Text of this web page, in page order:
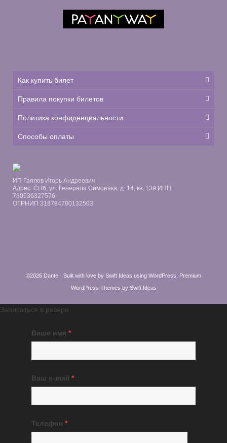
Как купить билет
Правила покупки билетов
Политика конфиденциальности
Способы оплаты
ИП Гаялов Игорь Андреевич
Адрес: СПб, ул. Генерала Симоняка, д. 14, кв. 139 ИНН
780536327576
ОГРНИП 318784700132503
©2026 Dante · Built with love by Swift Ideas using WordPress
Premium
WordPress Themes by Swift Ideas
Записаться в резерв
Ваше имя *
Ваш e-mail *
Телефон *